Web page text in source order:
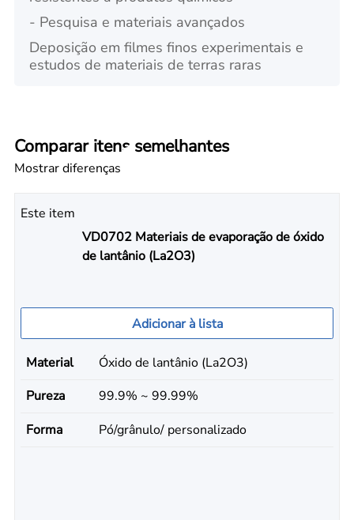
- Pesquisa e materiais avançados
Deposição em filmes finos experimentais e
estudos de materiais de terras raras
Comparar itens semelhantes
Mostrar diferenças
Este item
VD0702 Materiais de evaporação de óxido
de lantânio (La2O3)
Adicionar à lista
Material
Óxido de lantânio (La2O3)
Pureza
99.9% ~ 99.99%
Forma
Pó/grânulo/ personalizado